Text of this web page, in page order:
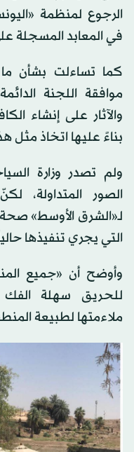
الرجوع لمنظمة
في المعابد المسجلة
كما تساءلت بشأن
موافقة اللجنة
والآثار على إنشاء
بناءً عليها اتخاذ مثل
ولم تصدر وزارة
الصور المتداولة،
لـ«الشرق الأوسط»
التي يجري تنفيذها
وأوضح أن «جميع
للحريق سهلة الفك
ملاءمتها لطبيعة